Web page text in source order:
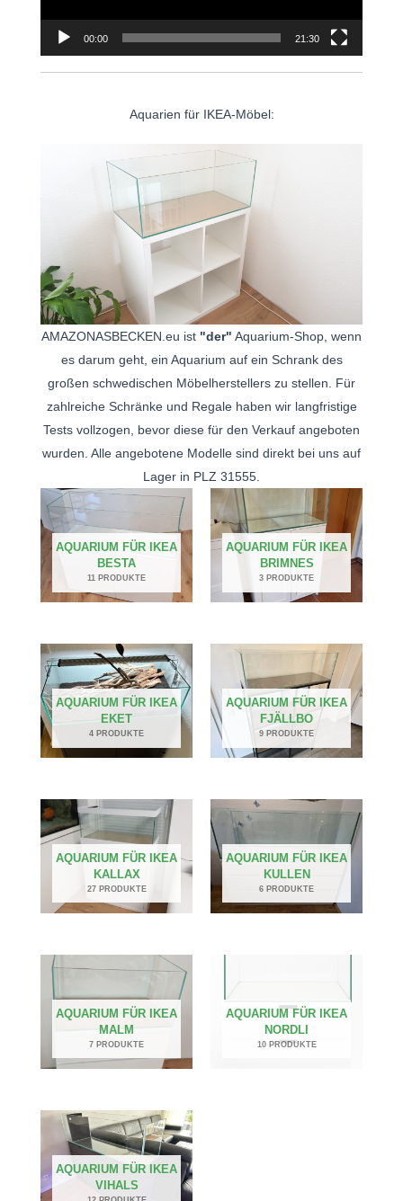
00:00 21:30
Aquarien für IKEA-Möbel:
AMAZONASBECKEN.eu ist "der" Aquarium-Shop, wenn
es darum geht, ein Aquarium auf ein Schrank des
großen schwedischen Möbelherstellers zu stellen. Für
zahlreiche Schränke und Regale haben wir langfristige
Tests vollzogen, bevor diese für den Verkauf angeboten
wurden. Alle angebotene Modelle sind direkt bei uns auf
Lager in PLZ 31555.
AQUARIUM FÜR IKEA
BESTA
11 PRODUKTE
AQUARIUM FÜR IKEA
BRIMNES
3 PRODUKTE
AQUARIUM FÜR IKEA
EKET
4 PRODUKTE
AQUARIUM FÜR IKEA
FJÄLLBO
9 PRODUKTE
AQUARIUM FÜR IKEA
KALLAX
27 PRODUKTE
AQUARIUM FÜR IKEA
KULLEN
6 PRODUKTE
AQUARIUM FÜR IKEA
MALM
7 PRODUKTE
AQUARIUM FÜR IKEA
NORDLI
10 PRODUKTE
AQUARIUM FÜR IKEA
VIHALS